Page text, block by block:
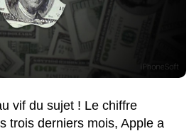
vif du sujet ! Le chiffre
trois derniers mois, Apple a